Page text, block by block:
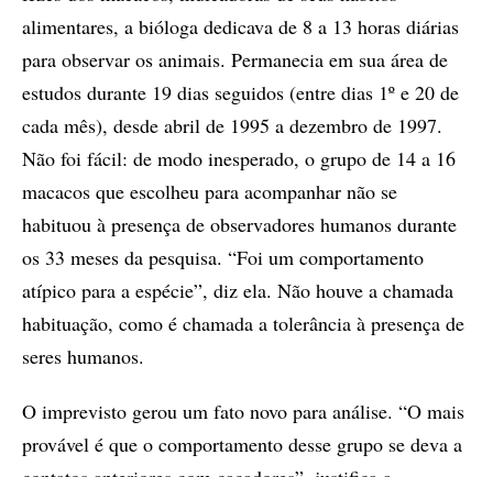
alimentares, a bióloga dedicava de 8 a 13 horas diárias
para observar os animais. Permanecia em sua área de
estudos durante 19 dias seguidos (entre dias 1º e 20 de
cada mês), desde abril de 1995 a dezembro de 1997.
Não foi fácil: de modo inesperado, o grupo de 14 a 16
macacos que escolheu para acompanhar não se
habituou à presença de observadores humanos durante
os 33 meses da pesquisa. “Foi um comportamento
atípico para a espécie”, diz ela. Não houve a chamada
habituação, como é chamada a tolerância à presença de
seres humanos.
O imprevisto gerou um fato novo para análise. “O mais
provável é que o comportamento desse grupo se deva a